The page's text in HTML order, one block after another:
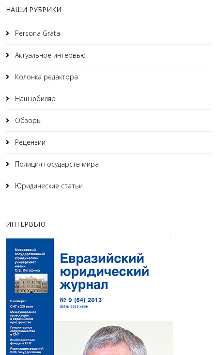
НАШИ РУБРИКИ
Persona Grata
Актуальное интервью
Колонка редактора
Наш юбиляр
Обзоры
Рецензии
Полиция государств мира
Юридические статьи
ИНТЕРВЬЮ